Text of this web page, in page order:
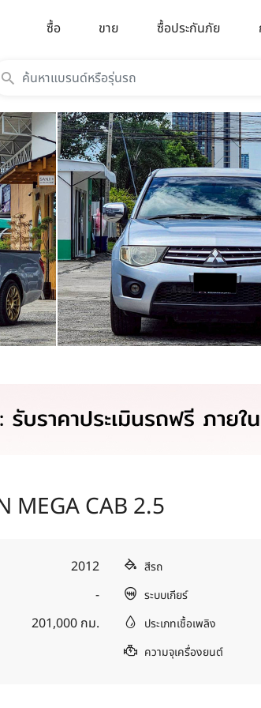
ซื้อ ขาย ซื้อประกันภัย
MEGA CAB 2.5
2012
-
201,000 กม.
สีรถ
ระบบเกียร์
ประเภทเชื้อเพลิง
ความจุเครื่องยนต์